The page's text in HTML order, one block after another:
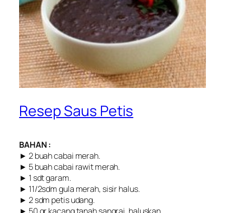
Resep Saus Petis
BAHAN :
► 2 buah cabai merah.
► 5 buah cabai rawit merah.
► 1 sdt garam.
► 11/2sdm gula merah, sisir halus.
► 2 sdm petis udang.